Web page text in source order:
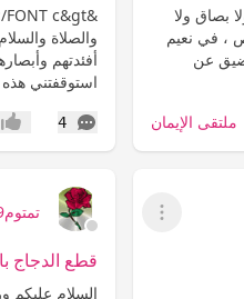
بصاق ولا
، في نعيم
عن
ملتقى الإيمان
والصلاة
أفئدتهم
استوقفتني هذه
4
التعليقات
عرض القائمة
تمتوم19
قطع الدجاج
السلام عليكم